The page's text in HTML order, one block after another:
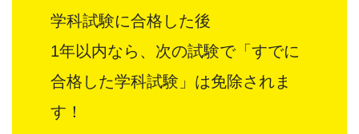
学科試験に合格した後
1年以内なら、次の試験で「すでに
合格した学科試験」は免除されま
す！